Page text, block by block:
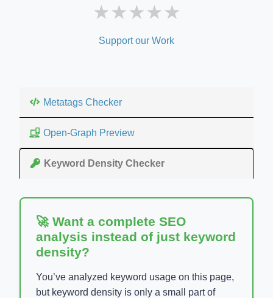
★★★★★
Support our Work
Metatags Checker
Open-Graph Preview
Keyword Density Checker
🚀 Want a complete SEO
analysis instead of just keyword
density?
You’ve analyzed keyword usage on this page,
but keyword density is only a small part of